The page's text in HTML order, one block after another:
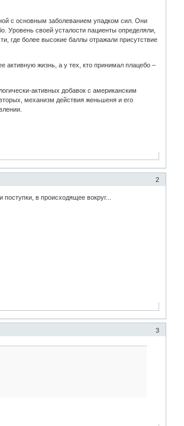
с основным заболеванием упадком сил. Они
Уровень своей усталости пациенты определяли,
где более высокие баллы отражали присутствие
активную жизнь, а у тех, кто принимал плацебо –
активных добавок с американским
механизм действия женьшеня и его
2
в происходящее вокруг...
3